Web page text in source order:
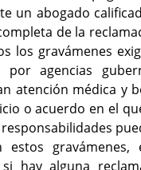
un abogado
de la
los gravámenes
por agencias
atención médica y
o acuerdo en el
estos
hay alguna